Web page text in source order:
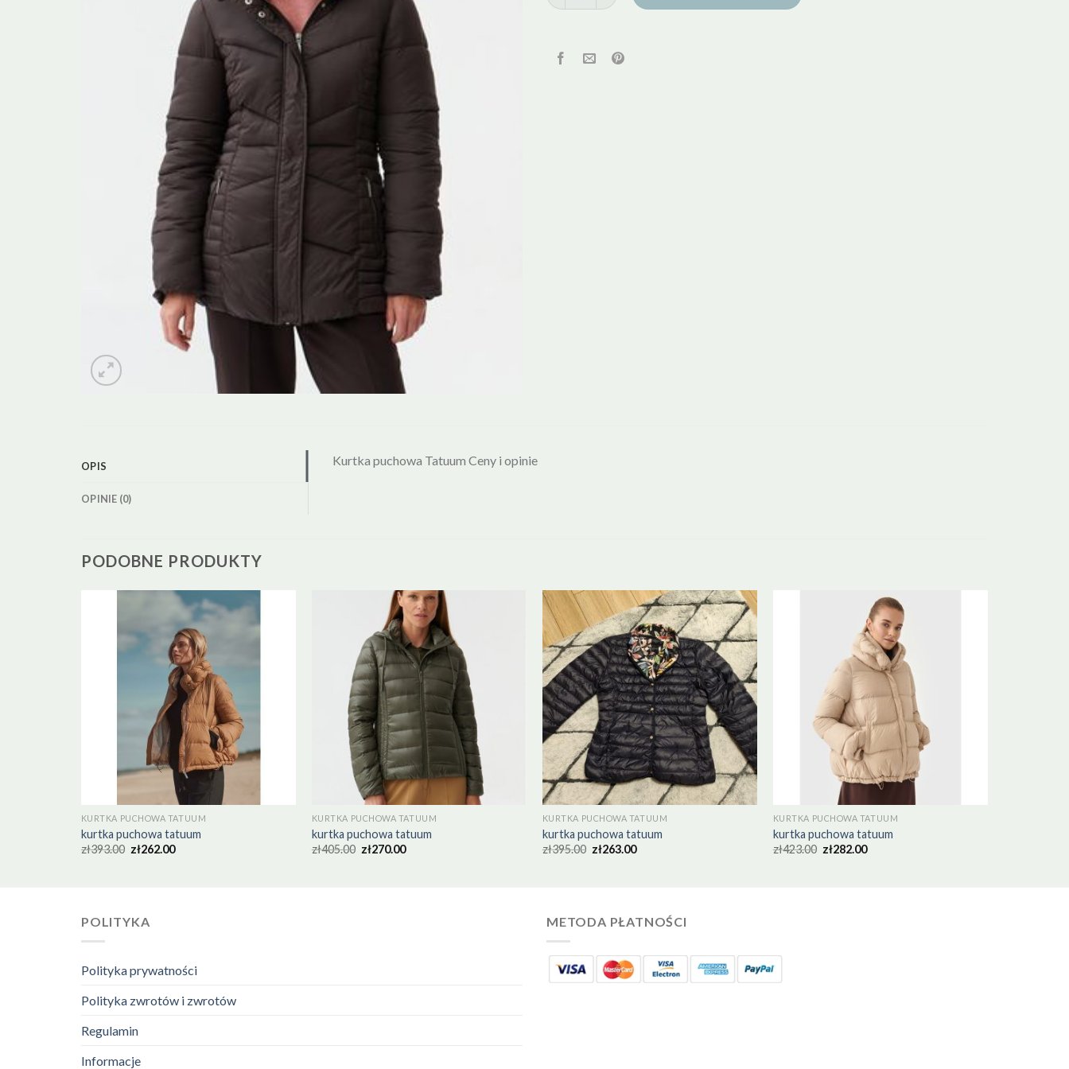
OPIS
OPINIE (0)
Kurtka puchowa Tatuum Ceny i opinie
PODOBNE PRODUKTY
KURTKA PUCHOWA TATUUM
kurtka puchowa tatuum
zł393.00 zł262.00
KURTKA PUCHOWA TATUUM
kurtka puchowa tatuum
zł405.00 zł270.00
KURTKA PUCHOWA TATUUM
kurtka puchowa tatuum
zł395.00 zł263.00
KURTKA PUCHOWA TATUUM
kurtka puchowa tatuum
zł423.00 zł282.00
POLITYKA
Polityka prywatności
Polityka zwrotów i zwrotów
Regulamin
Informacje
METODA PŁATNOŚCI